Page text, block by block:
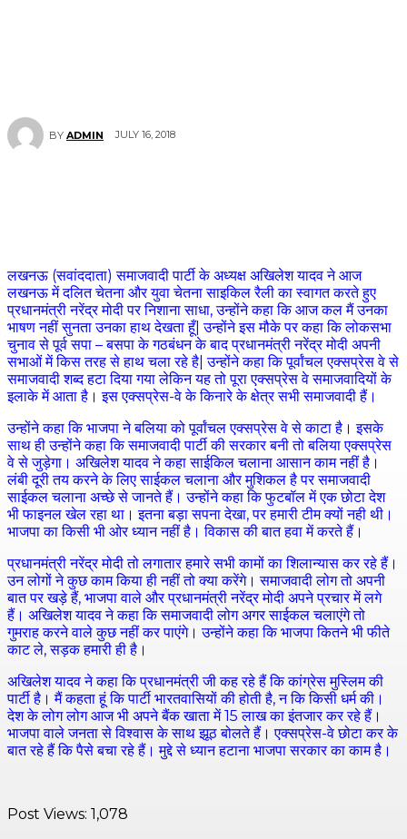
BY ADMIN JULY 16, 2018
लखनऊ (सवांददाता) समाजवादी पार्टी के अध्यक्ष अखिलेश यादव ने आज
लखनऊ में दलित चेतना और युवा चेतना साइकिल रैली का स्वागत करते हुए
प्रधानमंत्री नरेंद्र मोदी पर निशाना साधा, उन्होंने कहा कि आज कल मैं उनका
भाषण नहीं सुनता उनका हाथ देखता हूँ| उन्होंने इस मौके पर कहा कि लोकसभा
चुनाव से पूर्व सपा – बसपा के गठबंधन के बाद प्रधानमंत्री नरेंद्र मोदी अपनी
सभाओं में किस तरह से हाथ चला रहे है| उन्होंने कहा कि पूर्वांचल एक्सप्रेस वे से
समाजवादी शब्द हटा दिया गया लेकिन यह तो पूरा एक्सप्रेस वे समाजवादियों के
इलाके में आता है। इस एक्सप्रेस-वे के किनारे के क्षेत्र सभी समाजवादी हैं।
उन्होंने कहा कि भाजपा ने बलिया को पूर्वांचल एक्सप्रेस वे से काटा है। इसके
साथ ही उन्होंने कहा कि समाजवादी पार्टी की सरकार बनी तो बलिया एक्सप्रेस
वे से जुड़ेगा। अखिलेश यादव ने कहा साईकिल चलाना आसान काम नहीं है।
लंबी दूरी तय करने के लिए साईकल चलाना और मुशिकल है पर समाजवादी
साईकल चलाना अच्छे से जानते हैं। उन्होंने कहा कि फुटबॉल में एक छोटा देश
भी फाइनल खेल रहा था। इतना बड़ा सपना देखा, पर हमारी टीम क्यों नही थी।
भाजपा का किसी भी ओर ध्यान नहीं है। विकास की बात हवा में करते हैं।
प्रधानमंत्री नरेंद्र मोदी तो लगातार हमारे सभी कामों का शिलान्यास कर रहे हैं।
उन लोगों ने कुछ काम किया ही नहीं तो क्या करेंगे। समाजवादी लोग तो अपनी
बात पर खड़े हैं, भाजपा वाले और प्रधानमंत्री नरेंद्र मोदी अपने प्रचार में लगे
हैं। अखिलेश यादव ने कहा कि समाजवादी लोग अगर साईकल चलाएंगे तो
गुमराह करने वाले कुछ नहीं कर पाएंगे। उन्होंने कहा कि भाजपा कितने भी फीते
काट ले, सड़क हमारी ही है।
अखिलेश यादव ने कहा कि प्रधानमंत्री जी कह रहे हैं कि कांग्रेस मुस्लिम की
पार्टी है। मैं कहता हूं कि पार्टी भारतवासियों की होती है, न कि किसी धर्म की।
देश के लोग लोग आज भी अपने बैंक खाता में 15 लाख का इंतजार कर रहे हैं।
भाजपा वाले जनता से विश्वास के साथ झूठ बोलते हैं। एक्सप्रेस-वे छोटा कर के
बात रहे हैं कि पैसे बचा रहे हैं। मुद्दे से ध्यान हटाना भाजपा सरकार का काम है।
Post Views: 1,078